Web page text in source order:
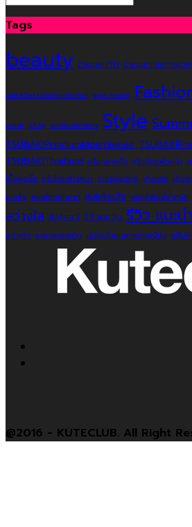
Tags
beauty CetaphilTH Cetaphilสมการผิว
data:text/mce-internal eye cream
color Olay salonathome Style
TSUBAKIPremiumMoistRepair
TSUBAKIThailand ครีมกลางคืน ครีมบำรุงผิวหน้า
เนื้อพุดดิ้ง ครีมโฟมล้างหน้า จากธรรมชาติ บำรุงผม บำรุง
ผมเสีย ผมเสียหนักมาก ผมแห้งเสีย ผมแห้งไม่มีน้ำหนัก
สว่างใส ผิวโกลว์ รีวิวเซเว่น รีวิว แนะนำ
หน้าเด็ก อาหารเจรสเด็ด เคล็ดลับผมสวยจากญี่ปุ่น เซรั่ม
@2016 - KUTECLUB. All Right